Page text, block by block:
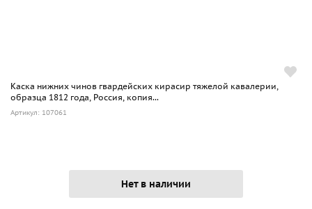
Каска нижних чинов гвардейских кирасир тяжелой кавалерии,
образца 1812 года, Россия, копия...
Артикул: 107061
Нет в наличии